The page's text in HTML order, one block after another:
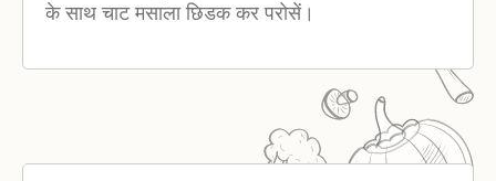
के साथ चाट मसाला छिडक कर परोसें।